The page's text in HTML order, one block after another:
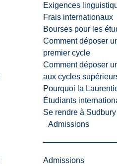
Exigences
Frais internationaux
Bourses pour les
Comment déposer
premier cycle
Comment déposer
aux cycles
Pourquoi la
Étudiants
Se rendre à Sudbury
Admissions
Admissions